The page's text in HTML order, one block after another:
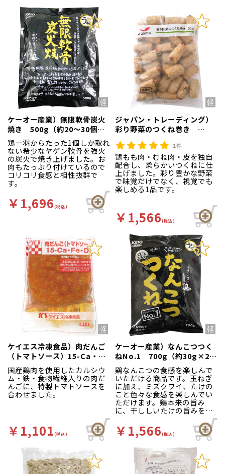
ぷりの上品な味わいが特徴で
す。
ケーオー産業）無限軟骨炭火
焼き 500g（約20～30個
入）
鶏一羽からたった1個しか取れ
ない希少なヤゲン軟骨を強火
の炭火で焼き上げました。お
肉もたっぷり付けているので
コリコリ食感と相性抜群で
す。
￥1,696(税込)
ジャパン・トレーディング）
彩り野菜のつくね巻き
1件
鶏もも肉・むね肉・皮を独自
配合し、柔らかいつくねに仕
上げました。彩り豊かな野菜
で味覚だけでなく、視覚でも
楽しめる1品です。
￥1,566(税込)
ケイエス冷凍食品）肉だんご
（トマトソース）15-Ca・
Fe・DF 900g（約15g×40
個入）
国産鶏肉を使用したカルシウ
ム・鉄・食物繊維入りの肉だ
んごに、特製トマトソースを
合わせました。
￥1,101(税込)
ケーオー産業）なんこつつく
ねNo.1 700g（約30g×23
個入）
鶏なんこつの食感を楽しんで
いただける商品です。玉ねぎ
に加え、ミズクワイ、たけの
こと色々な食感を楽しんでい
ただけます。鶏本来の旨み
に、干ししいたけの旨みを加
え、より深い味わいに仕上げ
ました！
￥1,566(税込)